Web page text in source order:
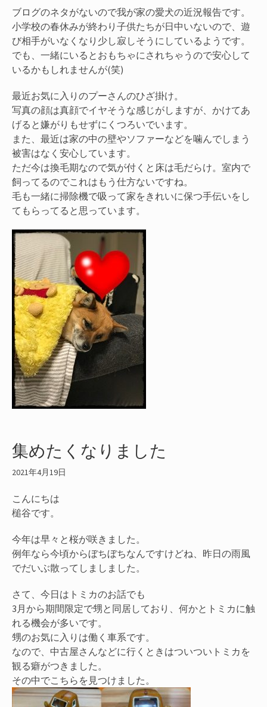
ブログのネタがないので我が家の愛犬の近況報告です。
小学校の春休みが終わり子供たちが日中いないので、遊
び相手がいなくなり少し寂しそうにしているようです。
でも、一緒にいるとおもちゃにされちゃうので安心して
いるかもしれませんが(笑)
最近お気に入りのプーさんのひざ掛け。
写真の顔は真顔でイヤそうな感じがしますが、かけてあ
げると嫌がりもせずにくつろいでいます。
また、最近は家の中の壁やソファーなどを噛んでしまう
被害はなく安心しています。
ただ今は換毛期なので気が付くと床は毛だらけ。室内で
飼ってるのでこれはもう仕方ないですね。
毛も一緒に掃除機で吸って家をきれいに保つ手伝いをし
てもらってると思っています。
集めたくなりました
2021年4月19日
こんにちは
槌谷です。
今年は早々と桜が咲きました。
例年なら今頃からぼちぼちなんですけどね、昨日の雨風
でだいぶ散ってしましました。
さて、今日はトミカのお話でも
3月から期間限定で甥と同居しており、何かとトミカに触
れる機会が多いです。
甥のお気に入りは働く車系です。
なので、中古屋さんなどに行くときはついついトミカを
観る癖がつきました。
その中でこちらを見つけました。